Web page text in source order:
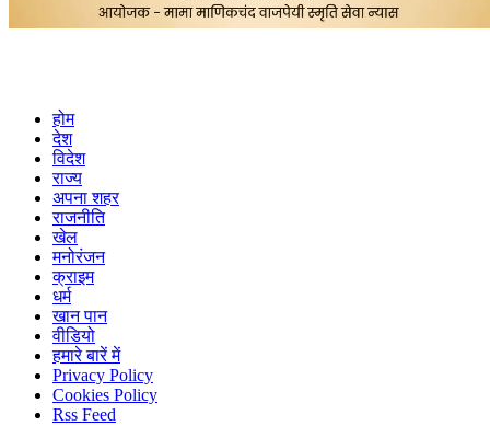
होम
देश
विदेश
राज्य
अपना शहर
राजनीति
खेल
मनोरंजन
क्राइम
धर्म
खान पान
वीडियो
हमारे बारें में
Privacy Policy
Cookies Policy
Rss Feed